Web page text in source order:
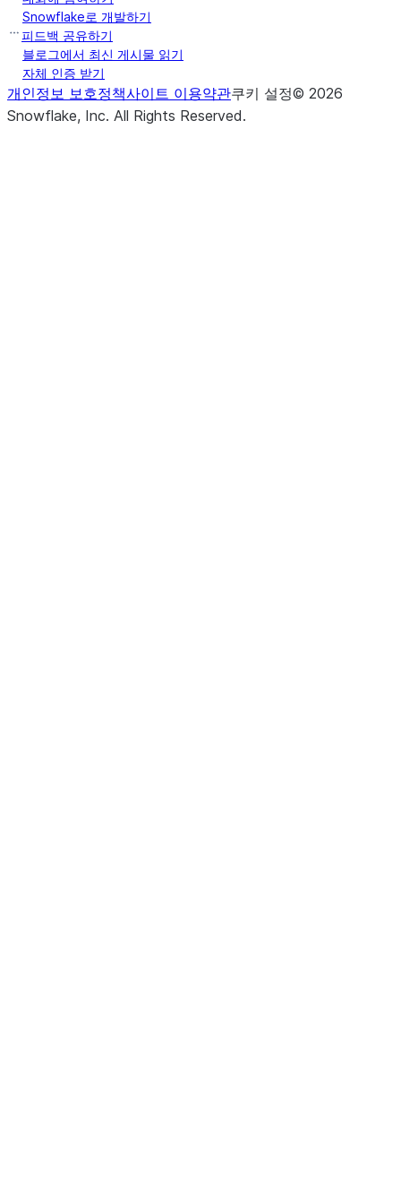
Snowflake로 개발하기
피드백 공유하기
블로그에서 최신 게시물 읽기
자체 인증 받기
개인정보 보호정책사이트 이용약관쿠키 설정© 2026
Snowflake, Inc. All Rights Reserved.